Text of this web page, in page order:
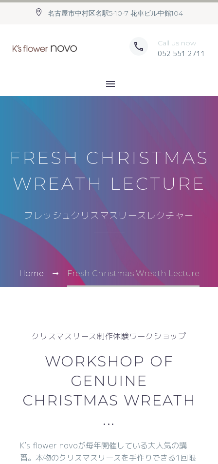
名古屋市中村区名駅5-10-7 花車ビル中館104
Call us now
052 551 2711
FRESH CHRISTMAS
WREATH LECTURE
フレッシュクリスマスリースレクチャー
Home Fresh Christmas Wreath Lecture
クリスマスリース制作体験ワークショップ
WORKSHOP OF
GENUINE
CHRISTMAS WREATH
...
K’s flower novoが毎年開催している大人気の講
習。本物のクリスマスリースを手作りできる1回限